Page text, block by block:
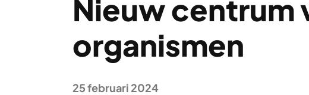
Nieuw centrum
organismen
25 februari 2024